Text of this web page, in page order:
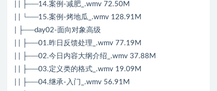
| | ├──14.案例-减肥_.wmv 72.50M
| | └──15.案例-烤地瓜_.wmv 128.91M
| ├──day02-面向对象高级
| | ├──01.昨日反馈处理_.wmv 77.19M
| | ├──02.今日内容大纲介绍_.wmv 37.88M
| | ├──03.定义类的格式_.wmv 19.09M
| | ├──04.继承-入门_.wmv 56.91M